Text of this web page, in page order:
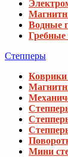
Водные
Гребные
Степперы
Мини